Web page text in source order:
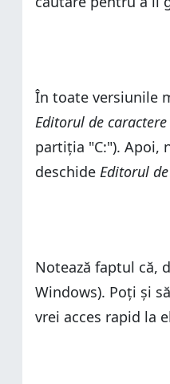
În toate versiunile
Editorul de
partiția "C:"). Apoi,
deschide Editorul
Notează faptul că,
Windows). Poți și
vrei acces rapid la